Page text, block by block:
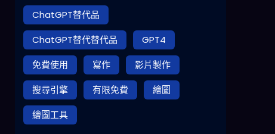
ChatGPT替代品
ChatGPT替代替代品
GPT4
免費使用
寫作
影片製作
搜尋引擎
有限免費
繪圖
繪圖工具